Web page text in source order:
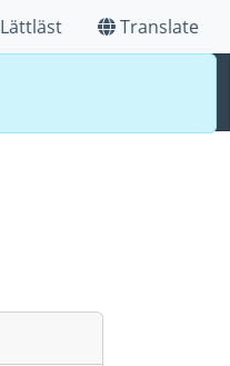
Lättläst
Translate